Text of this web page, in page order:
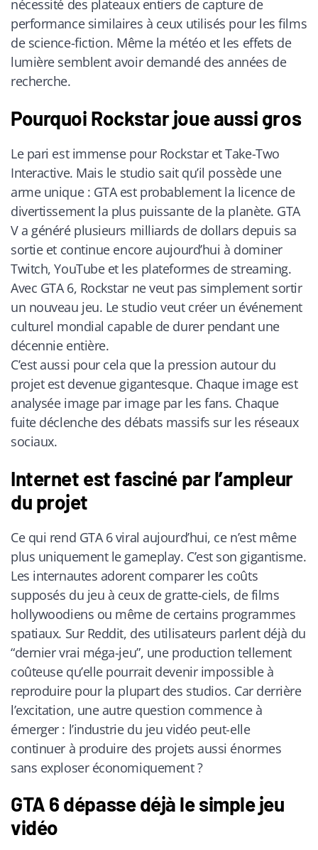
nécessité des plateaux entiers de capture de
performance similaires à ceux utilisés pour les films
de science-fiction. Même la météo et les effets de
lumière semblent avoir demandé des années de
recherche.
Pourquoi Rockstar joue aussi gros
Le pari est immense pour Rockstar et Take-Two
Interactive. Mais le studio sait qu’il possède une
arme unique : GTA est probablement la licence de
divertissement la plus puissante de la planète. GTA
V a généré plusieurs milliards de dollars depuis sa
sortie et continue encore aujourd’hui à dominer
Twitch, YouTube et les plateformes de streaming.
Avec GTA 6, Rockstar ne veut pas simplement sortir
un nouveau jeu. Le studio veut créer un événement
culturel mondial capable de durer pendant une
décennie entière.
C’est aussi pour cela que la pression autour du
projet est devenue gigantesque. Chaque image est
analysée image par image par les fans. Chaque
fuite déclenche des débats massifs sur les réseaux
sociaux.
Internet est fasciné par l’ampleur
du projet
Ce qui rend GTA 6 viral aujourd’hui, ce n’est même
plus uniquement le gameplay. C’est son gigantisme.
Les internautes adorent comparer les coûts
supposés du jeu à ceux de gratte-ciels, de films
hollywoodiens ou même de certains programmes
spatiaux. Sur Reddit, des utilisateurs parlent déjà du
“dernier vrai méga-jeu”, une production tellement
coûteuse qu’elle pourrait devenir impossible à
reproduire pour la plupart des studios. Car derrière
l’excitation, une autre question commence à
émerger : l’industrie du jeu vidéo peut-elle
continuer à produire des projets aussi énormes
sans exploser économiquement ?
GTA 6 dépasse déjà le simple jeu
vidéo